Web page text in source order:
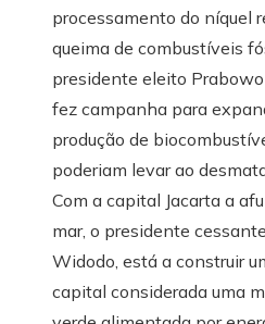
processamento do níquel
queima de combustíveis
presidente eleito
fez campanha para
produção de
poderiam levar ao
Com a capital Jacarta a
mar, o presidente
Widodo, está a construir
capital considerada uma